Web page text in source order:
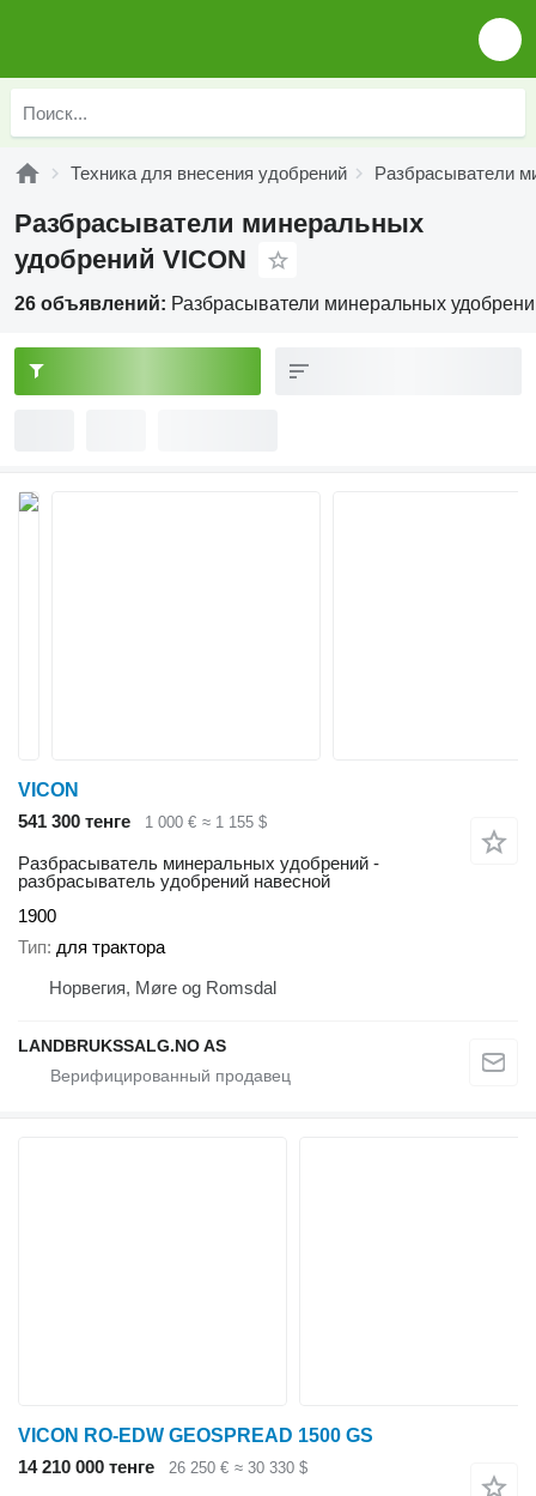
Техника для внесения удобрений Разбрасыватели
Разбрасыватели минеральных
удобрений VICON
26 объявлений: Разбрасыватели минеральных
VICON
541 300 тенге
1 000 € ≈ 1 155 $
Разбрасыватель минеральных удобрений -
разбрасыватель удобрений навесной
1900
Тип для трактора
Норвегия, Møre og Romsdal
LANDBRUKSSALG.NO AS
VICON RO-EDW GEOSPREAD 1500 GS
14 210 000 тенге
26 250 € ≈ 30 330 $